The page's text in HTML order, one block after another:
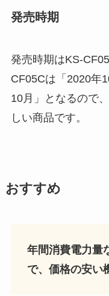
発売時期
発売時期はKS-
CF05Cは「2020年
10月」となるので
しい商品です。
おすすめ
年間消費電力量
で、価格の安い